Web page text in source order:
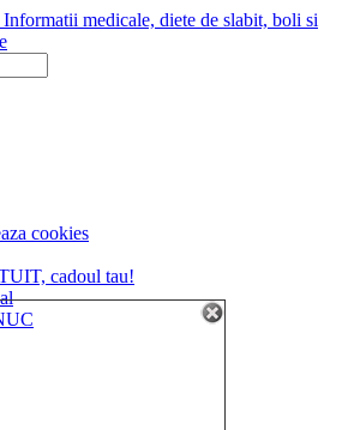
medicale, diete de slabit, boli si
cookies
cadoul tau!